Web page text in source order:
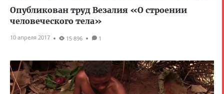
Опубликован труд Везалия «О строении
человеческого тела»
10 апреля 2017 15 896 1